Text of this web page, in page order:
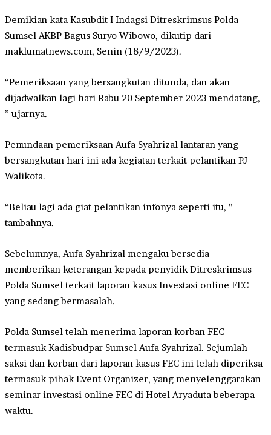
Demikian kata Kasubdit I Indagsi Ditreskrimsus Polda
Sumsel AKBP Bagus Suryo Wibowo, dikutip dari
maklumatnews.com, Senin (18/9/2023).
“Pemeriksaan yang bersangkutan ditunda, dan akan
dijadwalkan lagi hari Rabu 20 September 2023 mendatang,
” ujarnya.
Penundaan pemeriksaan Aufa Syahrizal lantaran yang
bersangkutan hari ini ada kegiatan terkait pelantikan PJ
Walikota.
“Beliau lagi ada giat pelantikan infonya seperti itu, ”
tambahnya.
Sebelumnya, Aufa Syahrizal mengaku bersedia
memberikan keterangan kepada penyidik Ditreskrimsus
Polda Sumsel terkait laporan kasus Investasi online FEC
yang sedang bermasalah.
Polda Sumsel telah menerima laporan korban FEC
termasuk Kadisbudpar Sumsel Aufa Syahrizal. Sejumlah
saksi dan korban dari laporan kasus FEC ini telah diperiksa
termasuk pihak Event Organizer, yang menyelenggarakan
seminar investasi online FEC di Hotel Aryaduta beberapa
waktu.